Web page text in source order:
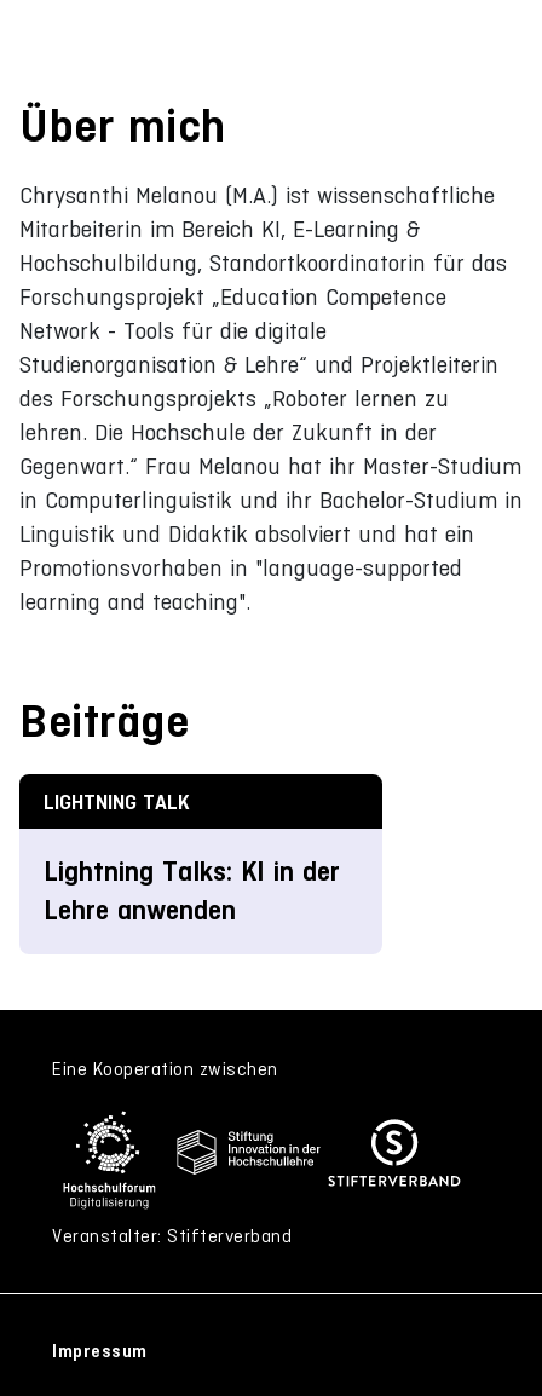
Über mich
Chrysanthi Melanou (M.A.) ist wissenschaftliche
Mitarbeiterin im Bereich KI, E-Learning &
Hochschulbildung, Standortkoordinatorin für das
Forschungsprojekt „Education Competence
Network - Tools für die digitale
Studienorganisation & Lehre“ und Projektleiterin
des Forschungsprojekts „Roboter lernen zu
lehren. Die Hochschule der Zukunft in der
Gegenwart.“ Frau Melanou hat ihr Master-Studium
in Computerlinguistik und ihr Bachelor-Studium in
Linguistik und Didaktik absolviert und hat ein
Promotionsvorhaben in "language-supported
learning and teaching".
Beiträge
LIGHTNING TALK
Lightning Talks: KI in der
Lehre anwenden
Eine Kooperation zwischen
Veranstalter: Stifterverband
Impressum